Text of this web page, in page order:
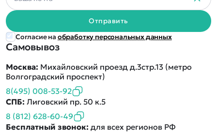
Самовывоз
Москва: Михайловский проезд д.3стр.13 (метро
Волгоградский проспект)
8(495) 008-53-92
СПБ: Лиговский пр. 50 к.5
8 (812) 628-60-49
Бесплатный звонок: для всех регионов РФ
Отправить
Согласие на обработку персональных данных